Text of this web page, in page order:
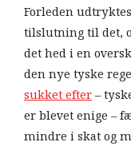
Forleden
tilslutning til det,
det hed i en
den nye tyske
sukket efter–
er blevet enige –
mindre i skat og